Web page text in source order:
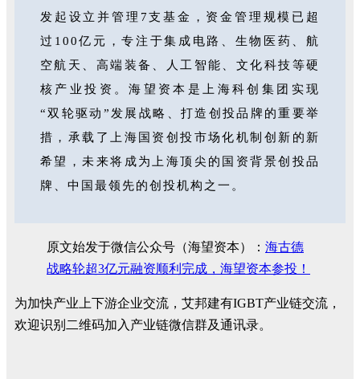
发起设立并管理7支基金，资金管理规模已超
过100亿元，专注于集成电路、生物医药、航
空航天、高端装备、人工智能、文化科技等硬
核产业投资。海望资本是上海科创集团实现
“双轮驱动”发展战略、打造创投品牌的重要举
措，承载了上海国资创投市场化机制创新的新
希望，未来将成为上海顶尖的国资背景创投品
牌、中国最领先的创投机构之一。
原文始发于微信公众号（海望资本）： 海古德
战略轮超3亿元融资顺利完成，海望资本参投！
为加快产业上下游企业交流，艾邦建有IGBT产业链交流，
欢迎识别二维码加入产业链微信群及通讯录。